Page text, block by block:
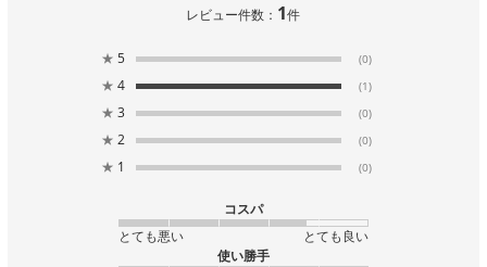
レビュー件数： 1件
★ 5 (0)
★ 4 (1)
★ 3 (0)
★ 2 (0)
★ 1 (0)
コスパ
とても悪い
とても良い
使い勝手